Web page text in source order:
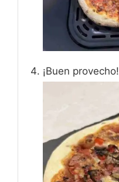
¡Buen provecho!